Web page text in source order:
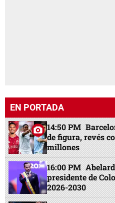
EN PORTADA
14:50 PM
de figura, revés
millones
16:00 PM
presidente de
2026-2030